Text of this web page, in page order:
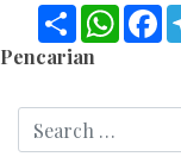
Share
Pencarian